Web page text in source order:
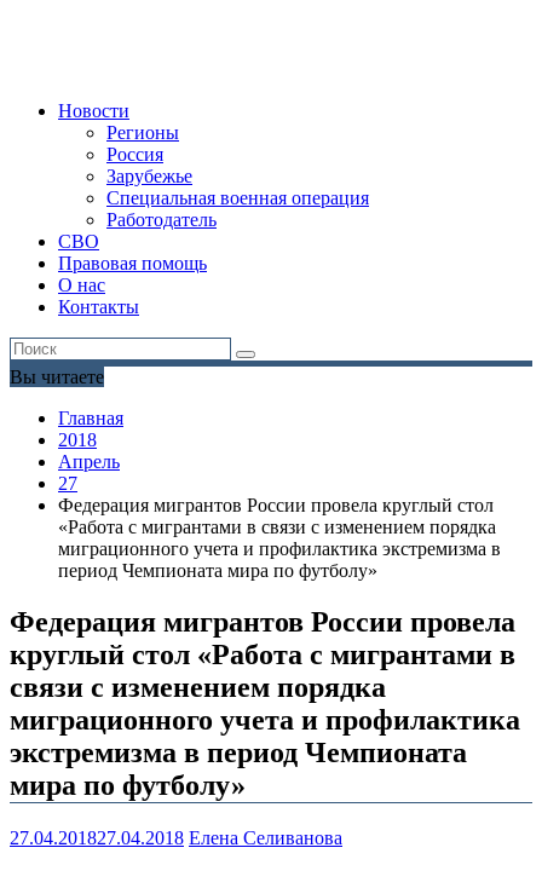
Новости
Регионы
Россия
Зарубежье
Специальная военная операция
Работодатель
СВО
Правовая помощь
О нас
Контакты
Вы читаете
Главная
2018
Апрель
27
Федерация мигрантов России провела круглый стол
«Работа с мигрантами в связи с изменением порядка
миграционного учета и профилактика экстремизма в
период Чемпионата мира по футболу»
Федерация мигрантов России провела
круглый стол «Работа с мигрантами в
связи с изменением порядка
миграционного учета и профилактика
экстремизма в период Чемпионата
мира по футболу»
27.04.201827.04.2018 Елена Селиванова